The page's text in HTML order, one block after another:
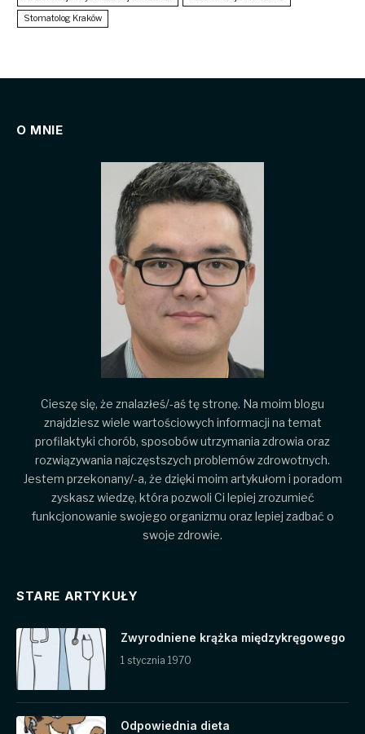
Stomatolog Kraków
O MNIE
Cieszę się, że znalazłeś/-aś tę stronę. Na moim blogu
znajdziesz wiele wartościowych informacji na temat
profilaktyki chorób, sposobów utrzymania zdrowia oraz
rozwiązywania najczęstszych problemów zdrowotnych.
Jestem przekonany/-a, że dzięki moim artykułom i poradom
zyskasz wiedzę, która pozwoli Ci lepiej zrozumieć
funkcjonowanie swojego organizmu oraz lepiej zadbać o
swoje zdrowie.
STARE ARTYKUŁY
Zwyrodniene krążka międzykręgowego
1 stycznia 1970
Odpowiednia dieta